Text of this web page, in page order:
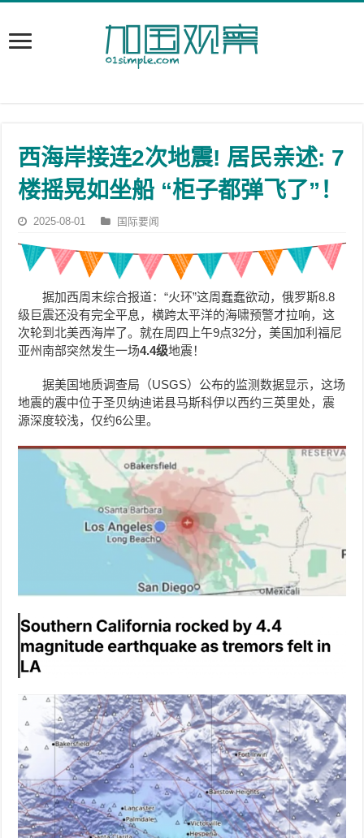
西海岸接连2次地震! 居民亲述: 7
楼摇晃如坐船 “柜子都弹飞了”！
2025-08-01 国际要闻
据加西周末综合报道：“火环”这周蠢蠢欲动，俄罗斯8.8
级巨震还没有完全平息，横跨太平洋的海啸预警才拉响，这
次轮到北美西海岸了。就在周四上午9点32分，美国加利福尼
亚州南部突然发生一场4.4级地震！
据美国地质调查局（USGS）公布的监测数据显示，这场
地震的震中位于圣贝纳迪诺县马斯科伊以西约三英里处，震
源深度较浅，仅约6公里。